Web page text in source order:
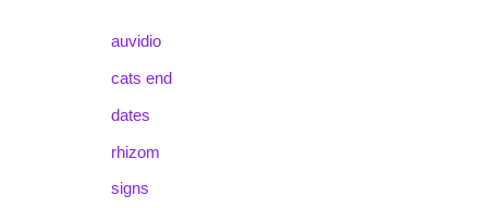
auvidio
cats end
dates
rhizom
signs